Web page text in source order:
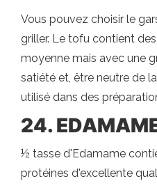
Vous pouvez choisir le
griller. Le tofu contient
moyenne mais avec une
satiété et, être neutre de
utilisé dans des
24.
½ tasse d'Edamame
protéines d'excellente